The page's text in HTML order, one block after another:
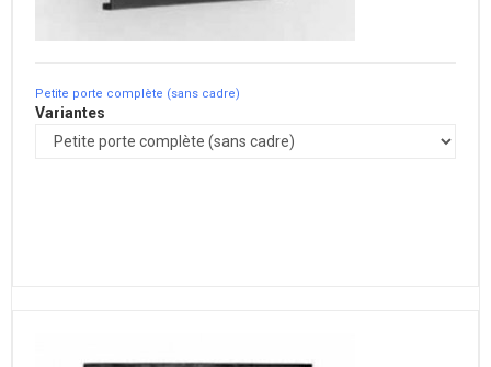
Petite porte complète (sans cadre)
Variantes